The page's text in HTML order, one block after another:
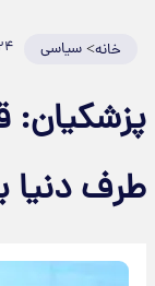
خانه>سیاسی ۲۴ بهمن
پزشکیان:
طرف دنیا